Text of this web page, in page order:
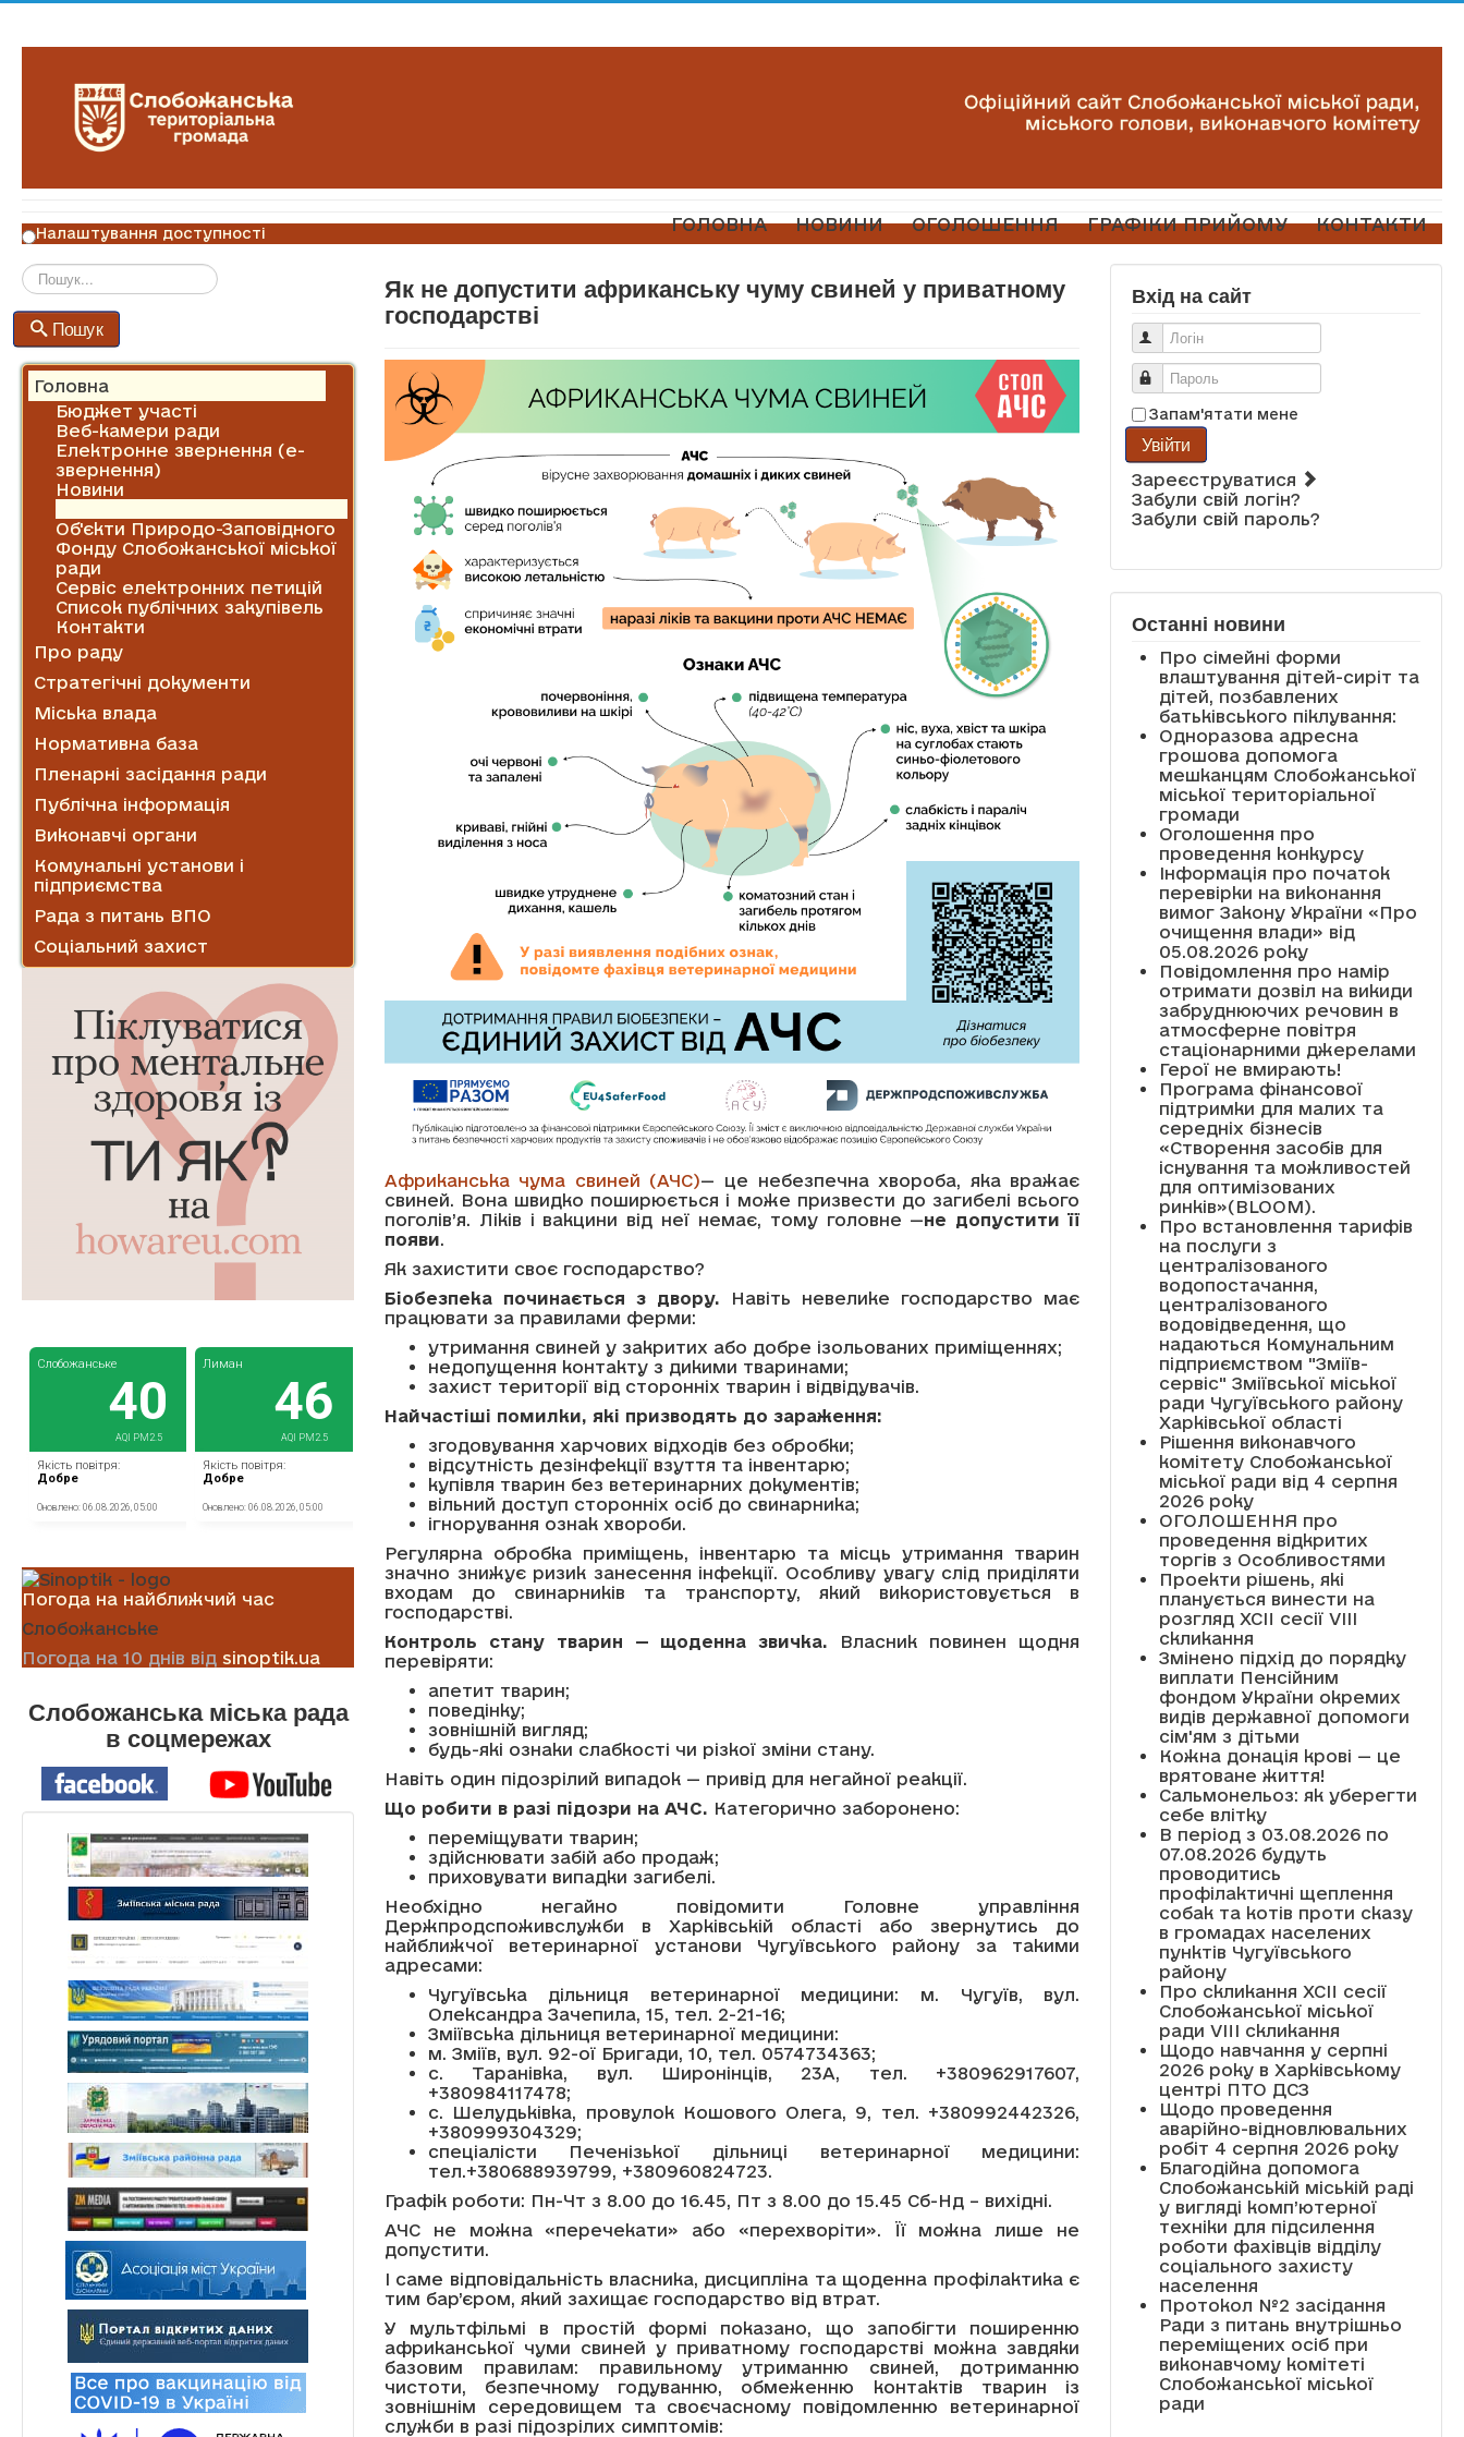
ГОЛОВНА НОВИНИ ОГОЛОШЕННЯ ГРАФІКИ ПРИЙОМУ КОНТАКТИ
Налаштування доступності
Пошук
Головна
Бюджет участі
Веб-камери ради
Електронне звернення (е-
звернення)
Новини
Об'єкти Природо-Заповідного
Фонду Слобожанської міської
ради
Сервіс електронних петицій
Список публічних закупівель
Контакти
Про раду
Стратегічні документи
Міська влада
Нормативна база
Пленарні засідання ради
Публічна інформація
Виконавчі органи
Комунальні установи і
підприємства
Рада з питань ВПО
Соціальний захист
Погода на найближчий час
Слобожанське
Погода на 10 днів від sinoptik.ua
Слобожанська міська рада
в соцмережах
Як не допустити африканську чуму свиней у приватному
господарстві
Африканська чума свиней (АЧС)— це небезпечна хвороба, яка вражає
свиней. Вона швидко поширюється і може призвести до загибелі всього
поголів’я. Ліків і вакцини від неї немає, тому головне —не допустити її
появи.
Як захистити своє господарство?
Біобезпека починається з двору.
Навіть невелике господарство має
працювати за правилами ферми:
утримання свиней у закритих або добре ізольованих приміщеннях;
недопущення контакту з дикими тваринами;
захист території від сторонніх тварин і відвідувачів.
Найчастіші помилки, які призводять до зараження:
згодовування харчових відходів без обробки;
відсутність дезінфекції взуття та інвентарю;
купівля тварин без ветеринарних документів;
вільний доступ сторонніх осіб до свинарника;
ігнорування ознак хвороби.
Регулярна обробка приміщень, інвентарю та місць утримання тварин
значно знижує ризик занесення інфекції. Особливу увагу слід приділяти
входам до свинарників та транспорту, який використовується в
господарстві.
Контроль стану тварин — щоденна звичка. Власник повинен щодня
перевіряти:
апетит тварин;
поведінку;
зовнішній вигляд;
будь-які ознаки слабкості чи різкої зміни стану.
Навіть один підозрілий випадок — привід для негайної реакції.
Що робити в разі підозри на АЧС. Категорично заборонено:
переміщувати тварин;
здійснювати забій або продаж;
приховувати випадки загибелі.
Необхідно негайно повідомити Головне управління
Держпродспоживслужби в Харківській області або звернутись до
найближчої ветеринарної установи Чугуївського району за такими
адресами:
Чугуївська дільниця ветеринарної медицини: м. Чугуїв, вул.
Олександра Зачепила, 15, тел. 2-21-16;
Зміївська дільниця ветеринарної медицини:
м. Зміїв, вул. 92-ої Бригади, 10, тел. 0574734363;
с. Таранівка, вул. Широнінців, 23А, тел. +380962917607,
+380984117478;
с. Шелудьківка, провулок Кошового Олега, 9, тел. +380992442326,
+380999304329;
спеціалісти Печенізької дільниці ветеринарної медицини:
тел.+380688939799, +380960824723.
Графік роботи: Пн-Чт з 8.00 до 16.45, Пт з 8.00 до 15.45 Сб-Нд – вихідні.
АЧС не можна «перечекати» або «перехворіти». Її можна лише не
допустити.
І саме відповідальність власника, дисципліна та щоденна профілактика є
тим бар’єром, який захищає господарство від втрат.
У мультфільмі в простій формі показано, що запобігти поширенню
африканської чуми свиней у приватному господарстві можна завдяки
базовим правилам: правильному утриманню свиней, дотриманню
чистоти, безпечному годуванню, обмеженню контактів тварин із
зовнішнім середовищем та своєчасному повідомленню ветеринарної
служби в разі підозрілих симптомів:
Вхід на сайт
Логін
Пароль
Запам'ятати мене
Увійти
Зареєструватися
Забули свій логін?
Забули свій пароль?
Останні новини
Про сімейні форми
влаштування дітей-сиріт та
дітей, позбавлених
батьківського піклування:
Одноразова адресна
грошова допомога
мешканцям Слобожанської
міської територіальної
громади
Оголошення про
проведення конкурсу
Інформація про початок
перевірки на виконання
вимог Закону України «Про
очищення влади» від
05.08.2026 року
Повідомлення про намір
отримати дозвіл на викиди
забруднюючих речовин в
атмосферне повітря
стаціонарними джерелами
Герої не вмирають!
Програма фінансової
підтримки для малих та
середніх бізнесів
«Створення засобів для
існування та можливостей
для оптимізованих
ринків»(BLOOM).
Про встановлення тарифів
на послуги з
централізованого
водопостачання,
централізованого
водовідведення, що
надаються Комунальним
підприємством "Зміїв-
сервіс" Зміївської міської
ради Чугуївського району
Харківської області
Рішення виконавчого
комітету Слобожанської
міської ради від 4 серпня
2026 року
ОГОЛОШЕННЯ про
проведення відкритих
торгів з Особливостями
Проекти рішень, які
планується винести на
розгляд XCII сесії VІІІ
скликання
Змінено підхід до порядку
виплати Пенсійним
фондом України окремих
видів державної допомоги
сім'ям з дітьми
Кожна донація крові — це
врятоване життя!
Сальмонельоз: як уберегти
себе влітку
В період з 03.08.2026 по
07.08.2026 будуть
проводитись
профілактичні щеплення
собак та котів проти сказу
в громадах населених
пунктів Чугуївського
району
Про скликання XCII сесії
Слобожанської міської
ради VIII скликання
Щодо навчання у серпні
2026 року в Харківському
центрі ПТО ДСЗ
Щодо проведення
аварійно-відновлювальних
робіт 4 серпня 2026 року
Благодійна допомога
Слобожанській міській раді
у вигляді комп’ютерної
техніки для підсилення
роботи фахівців відділу
соціального захисту
населення
Протокол №2 засідання
Ради з питань внутрішньо
переміщених осіб при
виконавчому комітеті
Слобожанської міської
ради